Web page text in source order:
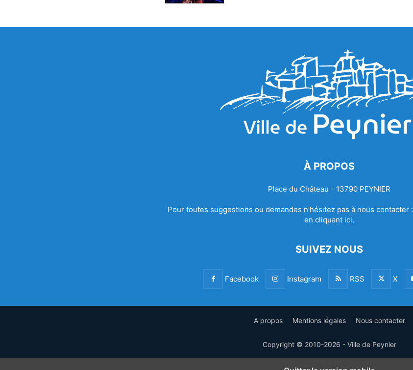
À PROPOS
Place du Château - 13790 PEYNIER
Pour toutes suggestions ou demandes n’hésitez pas à nous contacter :
en cliquant ici.
SUIVEZ NOUS
Facebook Instagram RSS X
A propos Mentions légales Nous contacter
Copyright © 2010-2026 - Ville de Peynier